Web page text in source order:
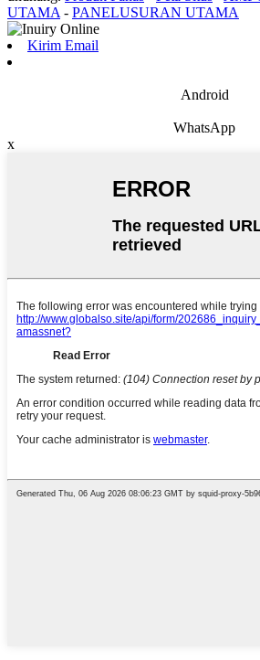
UTAMA - PANELUSURAN UTAMA
Kirim Email
Android
WhatsApp
x